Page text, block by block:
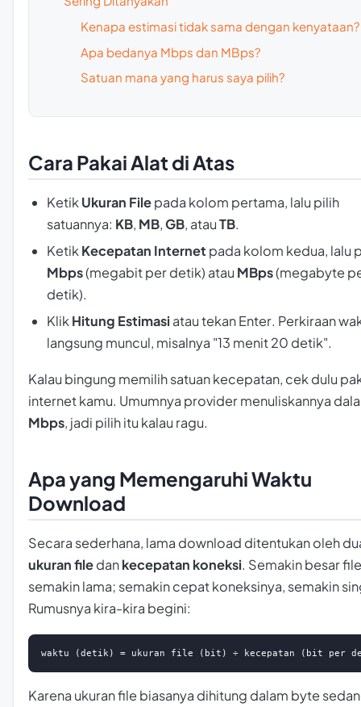
Kenapa estimasi tidak sama dengan kenyataan?
Apa bedanya Mbps dan MBps?
Satuan mana yang harus saya pilih?
Cara Pakai Alat di Atas
KetikUkuran Filepada kolom pertama, lalu pilih
satuannya: KB, MB,GB, atauTB.
Ketik Kecepatan Internet pada kolom kedua, lalu
Mbps(megabit per detik) atau MBps(megabyte
detik).
Klik Hitung Estimasiatau tekanEnter. Perkiraan
langsung muncul, misalnya "13 menit 20 detik".
Kalau bingung memilih satuan kecepatan, cek dulu
internet kamu. Umumnya provider menuliskannya
Mbps, jadi pilih itu kalau ragu.
Apa yang Memengaruhi Waktu
Download
Secara sederhana, lama download ditentukan oleh
ukuran filedankecepatan koneksi. Semakin besar
semakin lama; semakin cepat koneksinya, semakin
Rumusnya kira-kira begini:
waktu (detik) = ukuran file (bit) ÷ kecepatan (bit per
Karena ukuran file biasanya dihitung dalam byte